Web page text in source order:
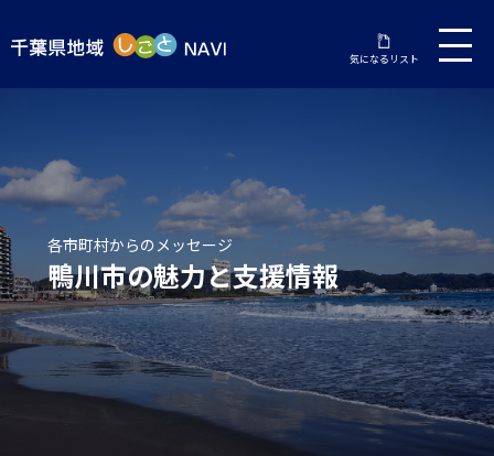
気になるリスト
鴨川市の魅力と支援情報